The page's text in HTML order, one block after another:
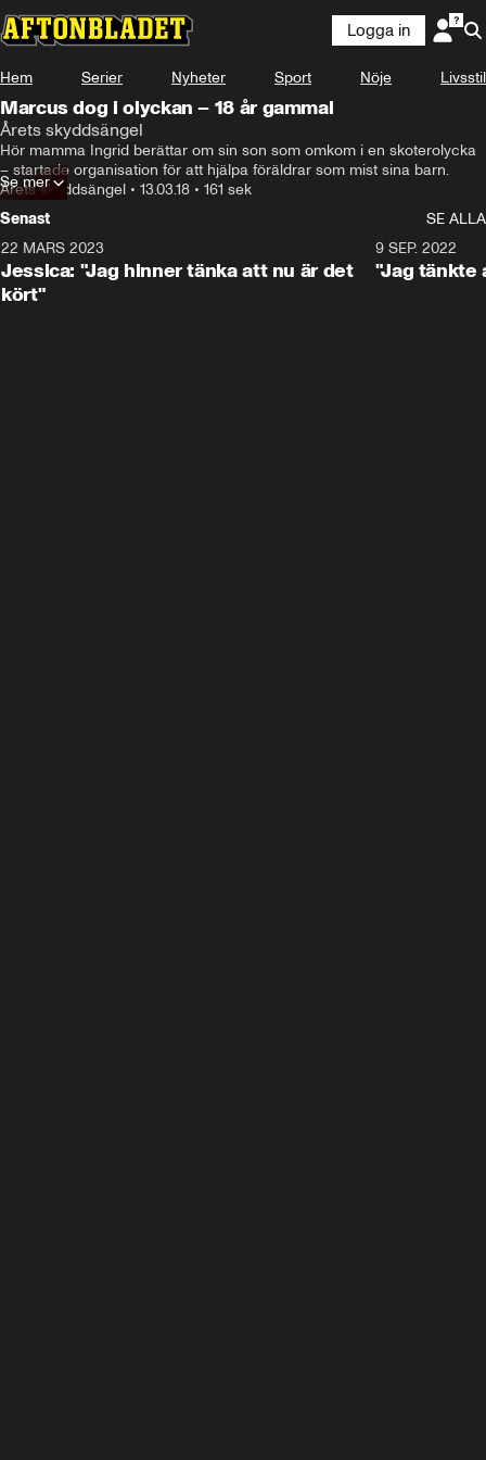
Logga in
Hem Serier Nyheter Sport Nöje Livsstil
Marcus dog i olyckan – 18 år gammal
Årets skyddsängel
Hör mamma Ingrid berättar om sin son som omkom i en skoterolycka
– startade organisation för att hjälpa föräldrar som mist sina barn.
Årets skyddsängel • 13.03.18 • 161 sek
Se mer
Senast
SE ALLA
22 MARS 2023
Jessica: "Jag hinner tänka att nu är det
kört"
9 SEP. 2022
"Jag tänkte